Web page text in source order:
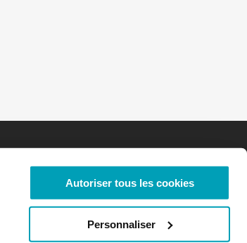
Autoriser tous les cookies
Personnaliser